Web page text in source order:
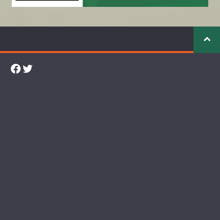
Facebook
Twitter